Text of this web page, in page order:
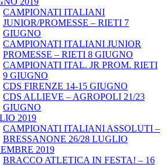
CAMPIONATI ITALIANI
JUNIOR/PROMESSE – RIETI 7
GIUGNO
CAMPIONATI ITALIANI JUNIOR
PROMESSE – RIETI 8 GIUGNO
CAMPIONATI ITAL. JR PROM. RIETI
9 GIUGNO
CDS FIRENZE 14-15 GIUGNO
CDS ALLIEVE – AGROPOLI 21/23
GIUGNO
2019
CAMPIONATI ITALIANI ASSOLUTI –
BRESSANONE 26/28 LUGLIO
2019
BRACCO ATLETICA IN FESTA! – 16